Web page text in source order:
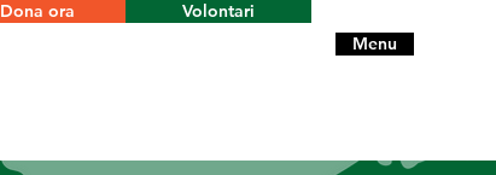
Menu
Dona ora Volontari